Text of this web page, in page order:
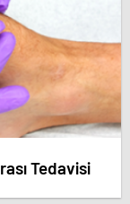
Tedavisi